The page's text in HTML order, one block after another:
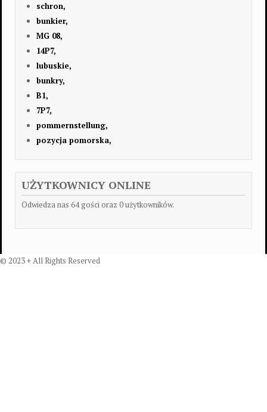
schron,
bunkier,
MG 08,
14P7,
lubuskie,
bunkry,
B1,
7P7,
pommernstellung,
pozycja pomorska,
UŻYTKOWNICY ONLINE
Odwiedza nas 64 gości oraz 0 użytkowników.
© 2023 + All Rights Reserved